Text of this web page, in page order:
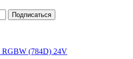
(784D) 24V